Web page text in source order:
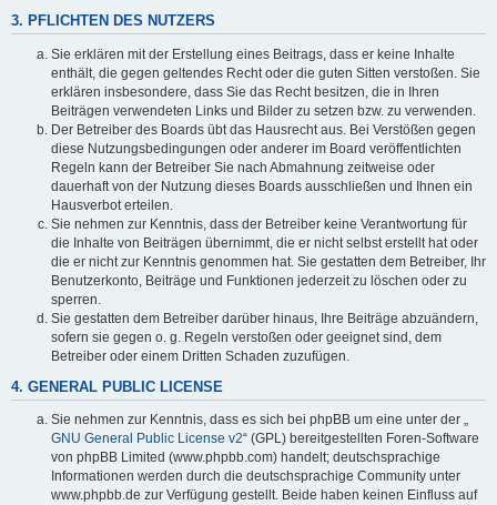
3. PFLICHTEN DES NUTZERS
Sie erklären mit der Erstellung eines Beitrags, dass er keine Inhalte
enthält, die gegen geltendes Recht oder die guten Sitten verstoßen. Sie
erklären insbesondere, dass Sie das Recht besitzen, die in Ihren
Beiträgen verwendeten Links und Bilder zu setzen bzw. zu verwenden.
Der Betreiber des Boards übt das Hausrecht aus. Bei Verstößen gegen
diese Nutzungsbedingungen oder anderer im Board veröffentlichten
Regeln kann der Betreiber Sie nach Abmahnung zeitweise oder
dauerhaft von der Nutzung dieses Boards ausschließen und Ihnen ein
Hausverbot erteilen.
Sie nehmen zur Kenntnis, dass der Betreiber keine Verantwortung für
die Inhalte von Beiträgen übernimmt, die er nicht selbst erstellt hat oder
die er nicht zur Kenntnis genommen hat. Sie gestatten dem Betreiber, Ihr
Benutzerkonto, Beiträge und Funktionen jederzeit zu löschen oder zu
sperren.
Sie gestatten dem Betreiber darüber hinaus, Ihre Beiträge abzuändern,
sofern sie gegen o. g. Regeln verstoßen oder geeignet sind, dem
Betreiber oder einem Dritten Schaden zuzufügen.
4. GENERAL PUBLIC LICENSE
Sie nehmen zur Kenntnis, dass es sich bei phpBB um eine unter der „
GNU General Public License v2“ (GPL) bereitgestellten Foren-Software
von phpBB Limited (www.phpbb.com) handelt; deutschsprachige
Informationen werden durch die deutschsprachige Community unter
www.phpbb.de zur Verfügung gestellt. Beide haben keinen Einfluss auf